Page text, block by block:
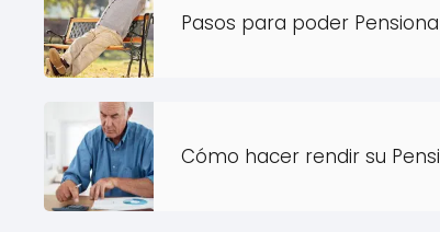
Pasos para poder
Cómo hacer rendir su